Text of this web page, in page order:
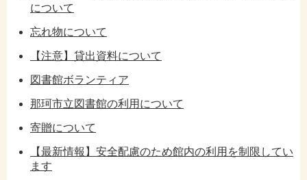
について
忘れ物について
【注意】貸出資料について
図書館ボランティア
那珂市立図書館の利用について
寄贈について
【最新情報】安全配慮のため館内の利用を制限してい
ます